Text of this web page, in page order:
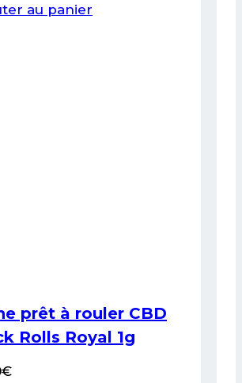
au panier
prêt à rouler CBD
Rolls Royal 1g
€